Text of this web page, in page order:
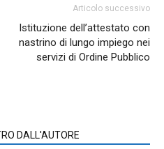
Articolo successivo
Istituzione dell’attestato con
nastrino di lungo impiego nei
servizi di Ordine Pubblico
DALL'AUTORE